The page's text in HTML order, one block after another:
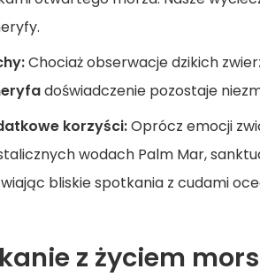
Chociaż obserwacje dzikich
doświadczenie pozostaje
korzyści:Oprócz emocji
wodach Palm Mar,
bliskie spotkania z cudami
z życiem